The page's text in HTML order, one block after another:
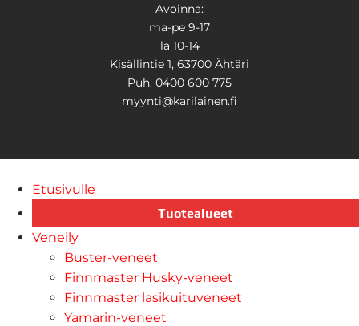
Avoinna:
ma-pe 9-17
la 10-14
Kisällintie 1, 63700 Ähtäri
Puh. 0400 600 775
myynti@karilainen.fi
Etusivulle
Tuotealueet
Veneily
Buster-veneet
Finnmaster Husky-veneet
Finnmaster lasikuituveneet
Yamarin-veneet